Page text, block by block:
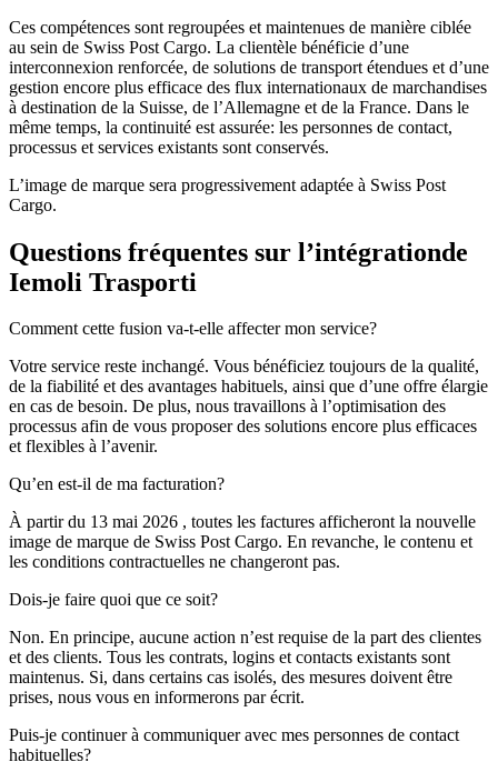
Ces compétences sont regroupées et maintenues de manière ciblée
au sein de Swiss Post Cargo. La clientèle bénéficie d’une
interconnexion renforcée, de solutions de transport étendues et d’une
gestion encore plus efficace des flux internationaux de marchandises
à destination de la Suisse, de l’Allemagne et de la France. Dans le
même temps, la continuité est assurée: les personnes de contact,
processus et services existants sont conservés.
L’image de marque sera progressivement adaptée à Swiss Post
Cargo.
Questions fréquentes sur l’intégrationde
Iemoli Trasporti
Comment cette fusion va-t-elle affecter mon service?
Votre service reste inchangé. Vous bénéficiez toujours de la qualité,
de la fiabilité et des avantages habituels, ainsi que d’une offre élargie
en cas de besoin. De plus, nous travaillons à l’optimisation des
processus afin de vous proposer des solutions encore plus efficaces
et flexibles à l’avenir.
Qu’en est-il de ma facturation?
À partir du 13 mai 2026 , toutes les factures afficheront la nouvelle
image de marque de Swiss Post Cargo. En revanche, le contenu et
les conditions contractuelles ne changeront pas.
Dois-je faire quoi que ce soit?
Non. En principe, aucune action n’est requise de la part des clientes
et des clients. Tous les contrats, logins et contacts existants sont
maintenus. Si, dans certains cas isolés, des mesures doivent être
prises, nous vous en informerons par écrit.
Puis-je continuer à communiquer avec mes personnes de contact
habituelles?